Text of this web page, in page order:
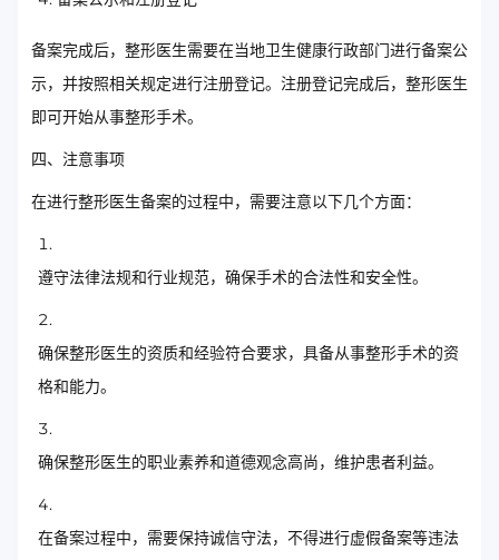
备案完成后，整形医生需要在当地卫生健康行政部门进行备案公
示，并按照相关规定进行注册登记。注册登记完成后，整形医生
即可开始从事整形手术。
四、注意事项
在进行整形医生备案的过程中，需要注意以下几个方面：
遵守法律法规和行业规范，确保手术的合法性和安全性。
确保整形医生的资质和经验符合要求，具备从事整形手术的资
格和能力。
确保整形医生的职业素养和道德观念高尚，维护患者利益。
在备案过程中，需要保持诚信守法，不得进行虚假备案等违法